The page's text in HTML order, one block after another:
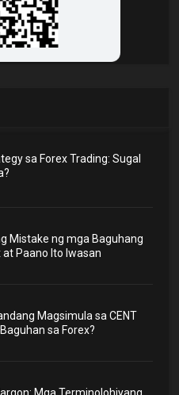
sa Forex Trading: Sugal
Mistake ng mga Baguhang
at Paano Ito Iwasan
Magsimula sa CENT
sa Forex?
Mga Terminolohiyang